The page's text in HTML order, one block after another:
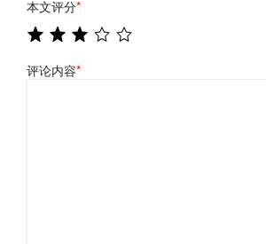
本文评分*
评论内容*